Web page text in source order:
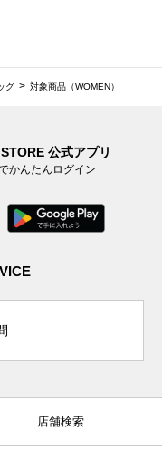
グ 対象商品（WOMEN）
公式アプリ
かんたんログイン
店舗検索